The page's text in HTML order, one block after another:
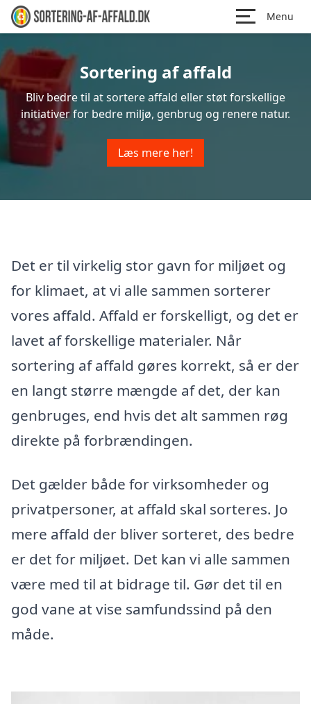
Menu
Sortering af affald
Bliv bedre til at sortere affald eller støt forskellige
initiativer for bedre miljø, genbrug og renere natur.
Læs mere her!
Det er til virkelig stor gavn for miljøet og
for klimaet, at vi alle sammen sorterer
vores affald. Affald er forskelligt, og det er
lavet af forskellige materialer. Når
sortering af affald gøres korrekt, så er der
en langt større mængde af det, der kan
genbruges, end hvis det alt sammen røg
direkte på forbrændingen.
Det gælder både for virksomheder og
privatpersoner, at affald skal sorteres. Jo
mere affald der bliver sorteret, des bedre
er det for miljøet. Det kan vi alle sammen
være med til at bidrage til. Gør det til en
god vane at vise samfundssind på den
måde.